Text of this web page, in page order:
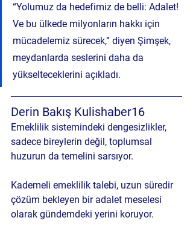
“Yolumuz da hedefimiz de belli: Adalet!
Ve bu ülkede milyonların hakkı için
mücadelemiz sürecek,” diyen Şimşek,
meydanlarda seslerini daha da
yükselteceklerini açıkladı.
Derin Bakış Kulishaber16
Emeklilik sistemindeki dengesizlikler,
sadece bireylerin değil, toplumsal
huzurun da temelini sarsıyor.
Kademeli emeklilik talebi, uzun süredir
çözüm bekleyen bir adalet meselesi
olarak gündemdeki yerini koruyor.